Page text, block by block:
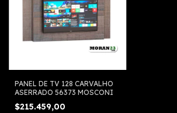
PANEL DE TV 128 CARVALHO
ASERRADO 56373 MOSCONI
$215.459,00